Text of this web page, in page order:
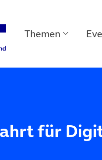
Themen
für